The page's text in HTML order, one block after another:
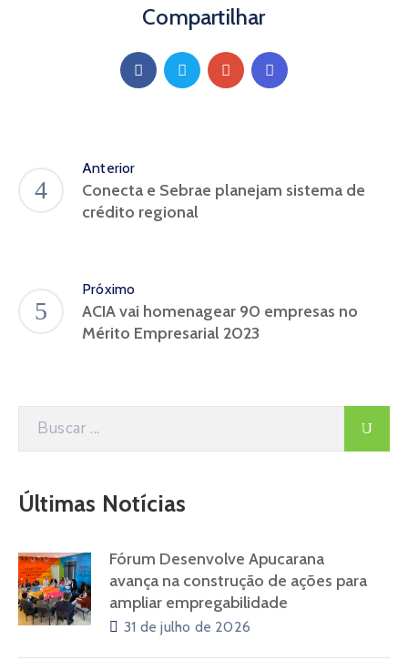
Compartilhar
Anterior
Conecta e Sebrae planejam sistema de
crédito regional
Próximo
ACIA vai homenagear 90 empresas no
Mérito Empresarial 2023
Últimas Notícias
Fórum Desenvolve Apucarana
avança na construção de ações para
ampliar empregabilidade
31 de julho de 2026